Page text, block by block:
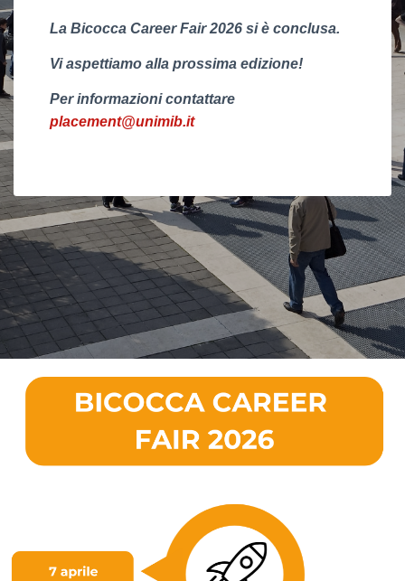
La Bicocca Career Fair 2026 si è conclusa.
Vi aspettiamo alla prossima edizione!
Per informazioni contattare
placement@unimib.it